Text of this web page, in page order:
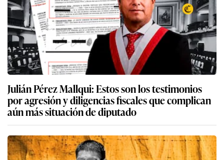
Julián Pérez Mallqui: Estos son los testimonios
por agresión y diligencias fiscales que complican
aún más situación de diputado